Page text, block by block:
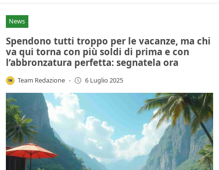
News
Spendono tutti troppo per le vacanze, ma chi
va qui torna con più soldi di prima e con
l’abbronzatura perfetta: segnatela ora
Team Redazione - 6 Luglio 2025